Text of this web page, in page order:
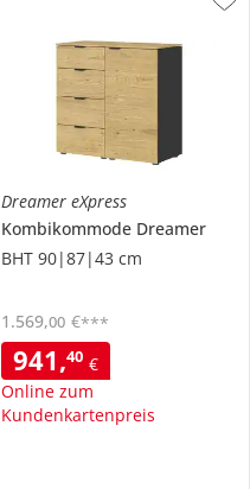
Dreamer eXpress
Kombikommode Dreamer
BHT 90|87|43 cm
941,40 €
Online zum
Kundenkartenpreis
1.569,00 €***